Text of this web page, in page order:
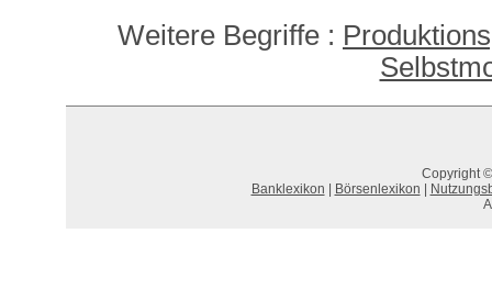
Weitere Begriffe :
Copyright
Banklexikon
Börsenlexikon